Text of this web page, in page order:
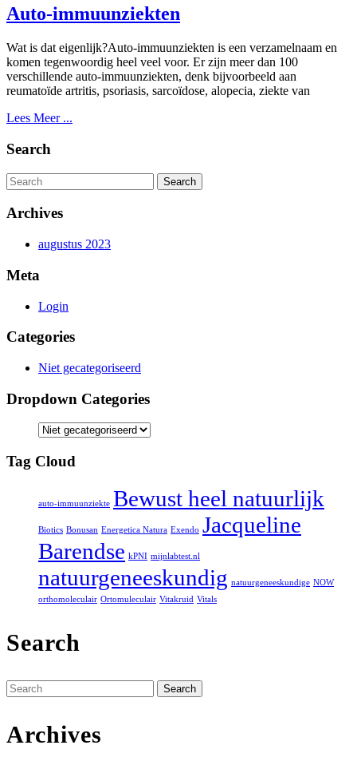
...
Auto-immuunziekten
Wat is dat eigenlijk?Auto-immuunziekten is een verzamelnaam en
komen tegenwoordig heel veel voor. Er zijn meer dan 100
verschillende auto-immuunziekten, denk bijvoorbeeld aan
reumatoïde artritis, psoriasis, sarcoïdose, alopecia, ziekte van
Lees Meer ...
Search
Search
for:
Archives
augustus 2023
Meta
Login
Categories
Niet gecategoriseerd
Dropdown Categories
Tag Cloud
auto-immuunziekte Bewust heel natuurlijk
Biotics Bonusan Energetica Natura Exendo Jacqueline
Barendse kPNI mijnlabtest.nl
natuurgeneeskundig natuurgeneeskundige NOW
orthomoleculair Ortomuleculair Vitakruid Vitals
Search
Search
for:
Archives